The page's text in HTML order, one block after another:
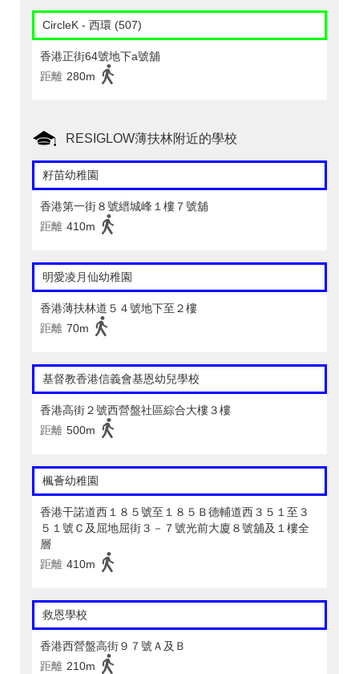
CircleK - 西環 (507)
香港正街64號地下a號舖
距離 280m
RESIGLOW薄扶林附近的學校
籽苗幼稚園
香港第一街８號縉城峰１樓７號舖
距離 410m
明愛凌月仙幼稚園
香港薄扶林道５４號地下至２樓
距離 70m
基督教香港信義會基恩幼兒學校
香港高街２號西營盤社區綜合大樓３樓
距離 500m
楓薈幼稚園
香港干諾道西１８５號至１８５Ｂ德輔道西３５１至３
５１號Ｃ及屈地屈街３－７號光前大廈８號舖及１樓全
層
距離 410m
救恩學校
香港西營盤高街９７號Ａ及Ｂ
距離 210m